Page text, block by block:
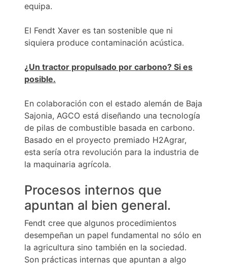
equipa.
El Fendt Xaver es tan sostenible que ni
siquiera produce contaminación acústica.
¿Un tractor propulsado por carbono? Si es
posible.
En colaboración con el estado alemán de Baja
Sajonia, AGCO está diseñando una tecnología
de pilas de combustible basada en carbono.
Basado en el proyecto premiado H2Agrar,
esta sería otra revolución para la industria de
la maquinaria agrícola.
Procesos internos que
apuntan al bien general.
Fendt cree que algunos procedimientos
desempeñan un papel fundamental no sólo en
la agricultura sino también en la sociedad.
Son prácticas internas que apuntan a algo